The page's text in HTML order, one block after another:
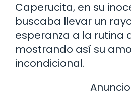
Caperucita, en su
buscaba llevar un
esperanza a la rutina
mostrando así su
incondicional.